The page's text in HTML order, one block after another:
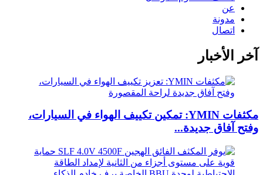
عن
مدونة
اتصال
آخر الأخبار
مكثفات YMIN: تمكين تكييف الهواء في السيارات،
وفتح آفاق جديدة...